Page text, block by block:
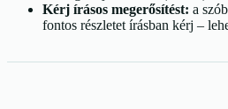
Kérj írásos megerősítést: a
fontos részletet írásban kérj –